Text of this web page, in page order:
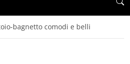
bagnetto comodi e belli